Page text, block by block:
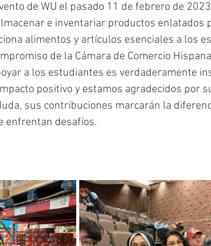
de WU el pasado 11 de febrero de
e inventariar productos
alimentos y artículos esenciales a los
de la Cámara de Comercio
a los estudiantes es verdaderamente
positivo y estamos agradecidos por
sus contribuciones marcarán la
enfrentan desafíos.